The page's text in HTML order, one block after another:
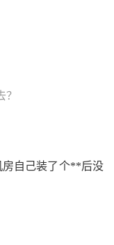
房自己装了个**后没